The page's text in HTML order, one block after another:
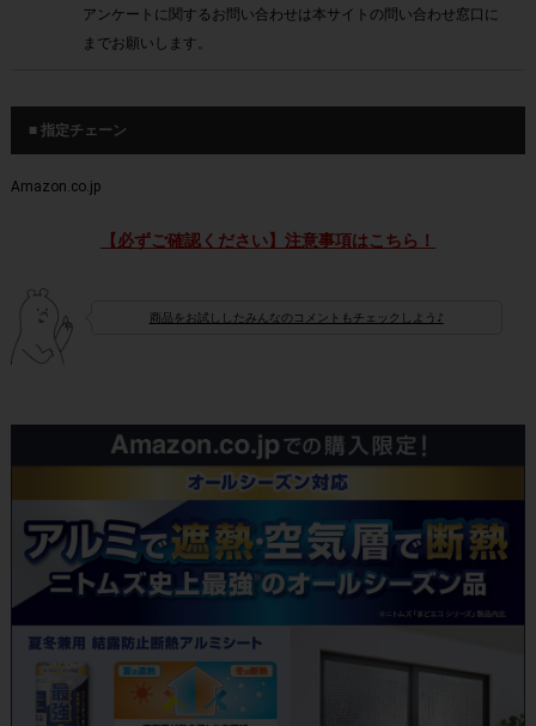
アンケートに関するお問い合わせは本サイトの問い合わせ窓口に
までお願いします。
■ 指定チェーン
Amazon.co.jp
【必ずご確認ください】注意事項はこちら！
商品をお試ししたみんなのコメントもチェックしよう♪